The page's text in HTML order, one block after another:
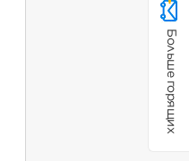
Больше горящих